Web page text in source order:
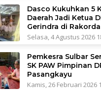
Dasco Kukuhkan 5
Daerah Jadi Ketua
Gerindra di
Selasa, 4 Agustus 2026
Pemkesra Sulbar
SK PAW Pimpinan
Pasangkayu
Kamis, 26 Februari 2026